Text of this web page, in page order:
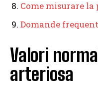
Come misurare
Domande
Valori
arteriosa